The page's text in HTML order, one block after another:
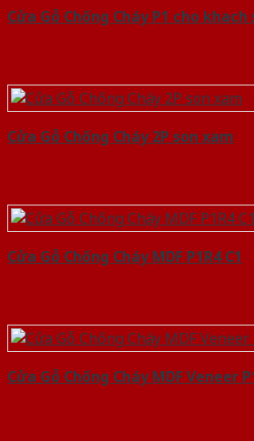
Cửa Gỗ Chống Cháy P1 cho khach
Cửa Gỗ Chống Cháy 2P son xam
Cửa Gỗ Chống Cháy MDF P1R4 C1
Cửa Gỗ Chống Cháy MDF Veneer